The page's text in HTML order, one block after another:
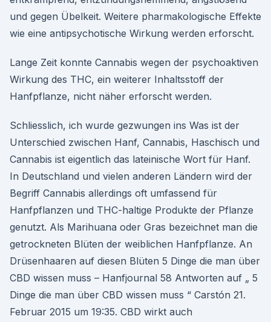
und gegen Übelkeit. Weitere pharmakologische Effekte
wie eine antipsychotische Wirkung werden erforscht.
Lange Zeit konnte Cannabis wegen der psychoaktiven
Wirkung des THC, ein weiterer Inhaltsstoff der
Hanfpflanze, nicht näher erforscht werden.
Schliesslich, ich wurde gezwungen ins Was ist der
Unterschied zwischen Hanf, Cannabis, Haschisch und
Cannabis ist eigentlich das lateinische Wort für Hanf.
In Deutschland und vielen anderen Ländern wird der
Begriff Cannabis allerdings oft umfassend für
Hanfpflanzen und THC-haltige Produkte der Pflanze
genutzt. Als Marihuana oder Gras bezeichnet man die
getrockneten Blüten der weiblichen Hanfpflanze. An
Drüsenhaaren auf diesen Blüten 5 Dinge die man über
CBD wissen muss – Hanfjournal 58 Antworten auf „ 5
Dinge die man über CBD wissen muss “ Carstón 21.
Februar 2015 um 19:35. CBD wirkt auch